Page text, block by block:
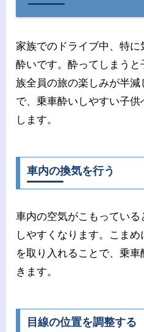
家族でのドライブ中、特
酔いです。酔ってしまう
族全員の旅の楽しみが半減
で、乗車酔いしやすい子
します。
車内の換気を行う
車内の空気がこもっている
しやすくなります。こま
を取り入れることで、乗
きます。
目線の位置を調整する